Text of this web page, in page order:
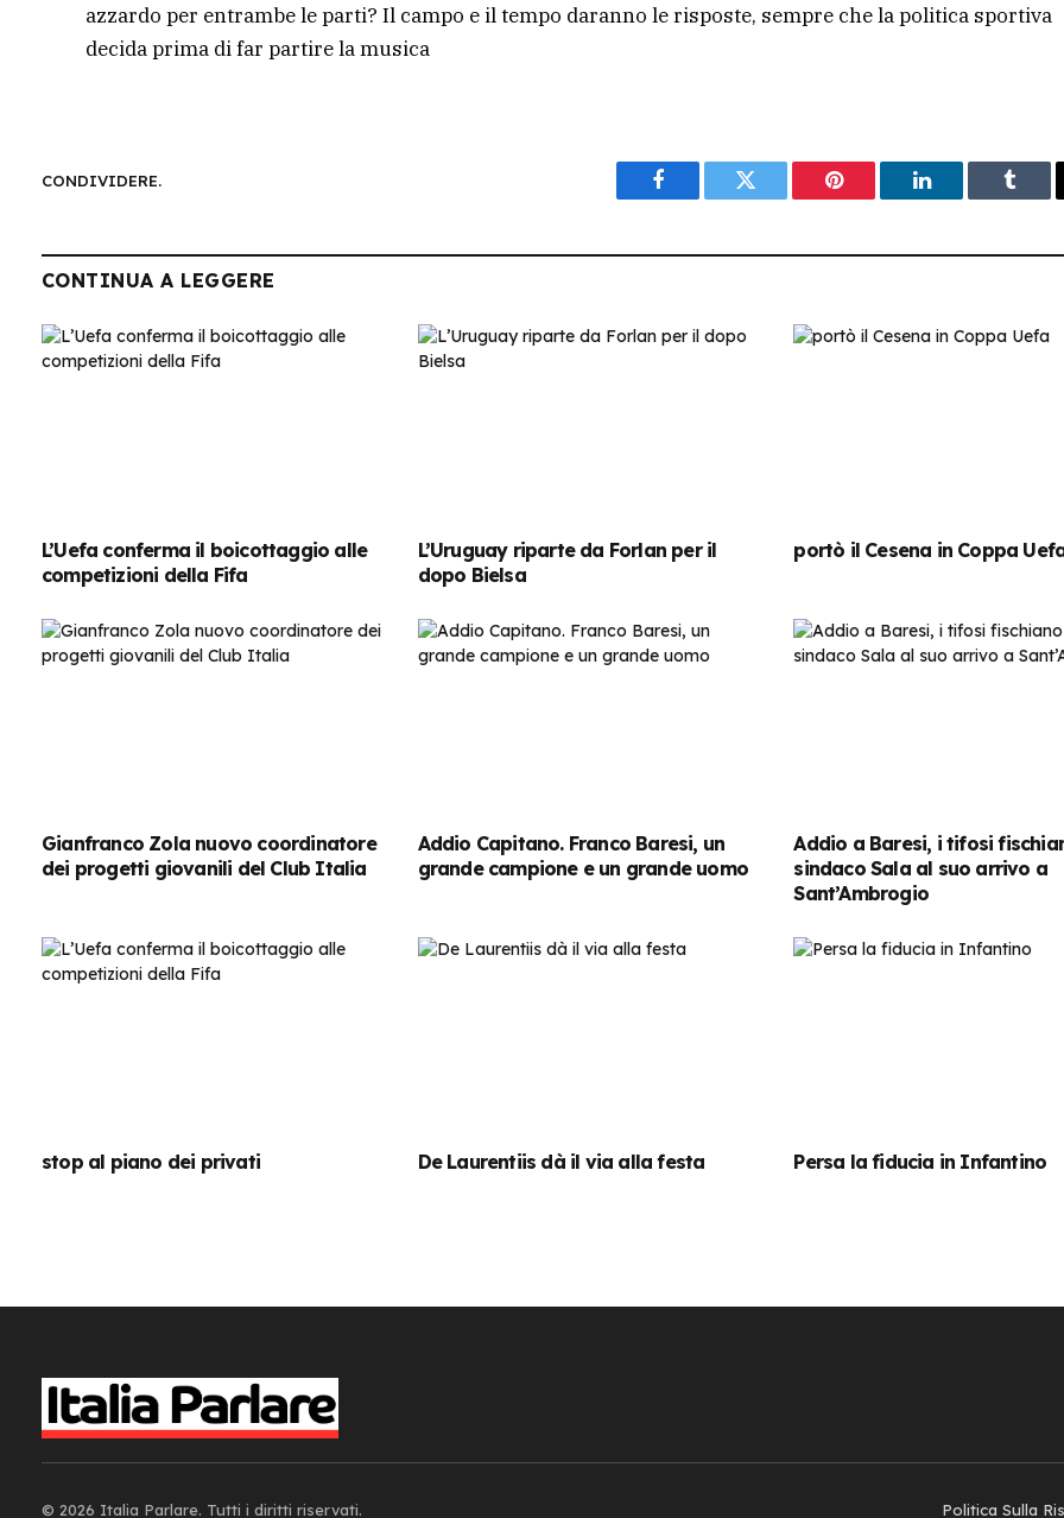
azzardo per entrambe le parti? Il campo e il tempo daranno le risposte, sempre che la politica sportiva
decida prima di far partire la musica
CONDIVIDERE.
Facebook Twitter Pinterest LinkedIn
CONTINUA A LEGGERE
L’Uefa conferma il boicottaggio alle
competizioni della Fifa
L’Uruguay riparte da Forlan per il
dopo Bielsa
portò il Cesena in Coppa
Gianfranco Zola nuovo coordinatore
dei progetti giovanili del Club Italia
Addio Capitano. Franco Baresi, un
grande campione e un grande uomo
Addio a Baresi, i tifosi
sindaco Sala al suo arrivo a
Sant’Ambrogio
stop al piano dei privati De Laurentiis dà il via alla festa Persa la fiducia in Infantino
© 2026 Italia Parlare. Tutti i diritti riservati. Politica Sulla